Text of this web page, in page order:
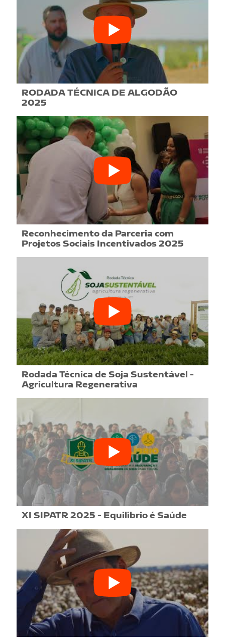
RODADA TÉCNICA DE ALGODÃO
2025
Reconhecimento da Parceria com
Projetos Sociais Incentivados 2025
Rodada Técnica de Soja Sustentável -
Agricultura Regenerativa
XI SIPATR 2025 - Equilíbrio é Saúde